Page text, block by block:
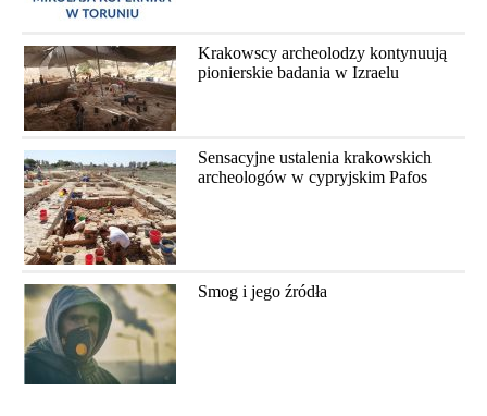
Krakowscy archeolodzy kontynuują
pionierskie badania w Izraelu
Sensacyjne ustalenia krakowskich
archeologów w cypryjskim Pafos
Smog i jego źródła